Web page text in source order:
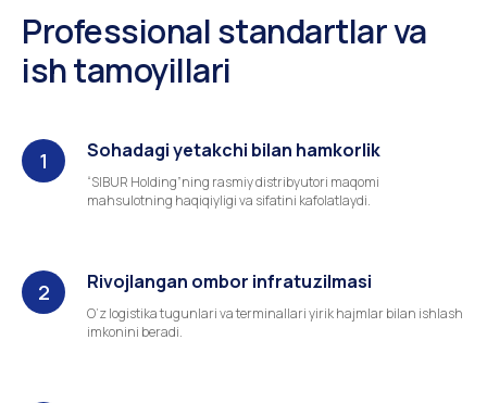
Professional standartlar va
ish tamoyillari
Sohadagi yetakchi bilan hamkorlik
“SIBUR Holding”ning rasmiy distribyutori maqomi
mahsulotning haqiqiyligi va sifatini kafolatlaydi.
Rivojlangan ombor infratuzilmasi
O‘z logistika tugunlari va terminallari yirik hajmlar bilan ishlash
imkonini beradi.